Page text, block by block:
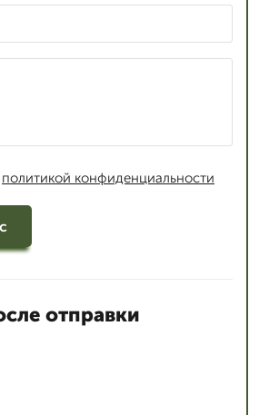
политикой конфиденциальности
отправки